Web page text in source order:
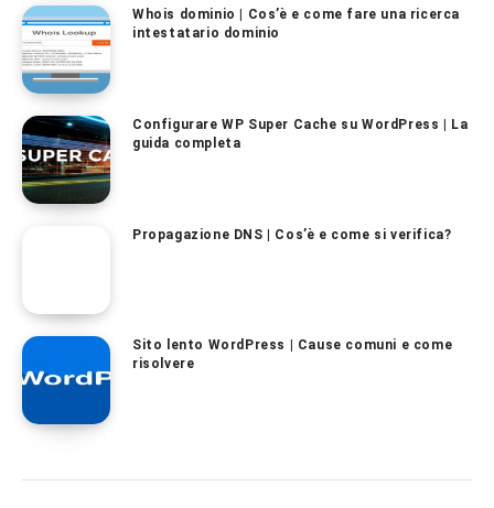
Whois dominio | Cos’è e come fare una ricerca
intestatario dominio
Configurare WP Super Cache su WordPress | La
guida completa
Propagazione DNS | Cos’è e come si verifica?
Sito lento WordPress | Cause comuni e come
risolvere